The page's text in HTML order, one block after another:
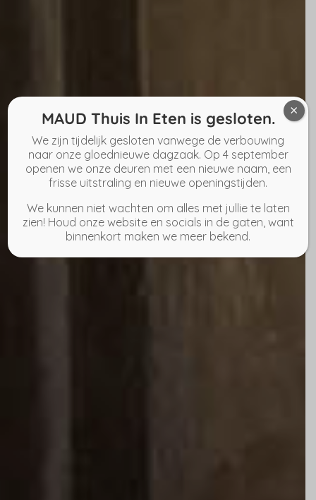
MAUD Thuis In Eten is gesloten.
We zijn tijdelijk gesloten vanwege de verbouwing
naar onze gloednieuwe dagzaak. Op 4 september
openen we onze deuren met een nieuwe naam, een
frisse uitstraling en nieuwe openingstijden.
We kunnen niet wachten om alles met jullie te laten
zien! Houd onze website en socials in de gaten, want
binnenkort maken we meer bekend.
×